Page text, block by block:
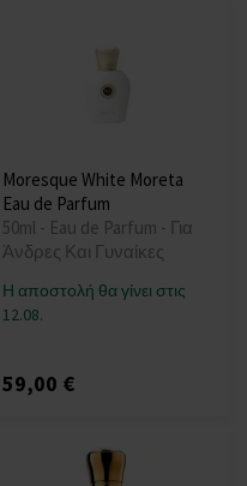
Moresque White Moreta
Eau de Parfum
50ml - Eau de Parfum - Για
Άνδρες Και Γυναίκες
Η αποστολή θα γίνει στις
12.08.
59,00 €